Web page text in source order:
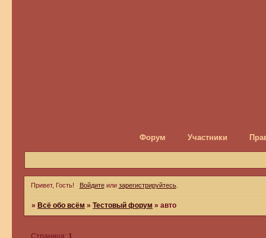
Форум Участники
Привет, Гость! Войдитеили зарегистрируйтесь.
» Всё обо всём »Тестовый форум »авто
Страница: 1